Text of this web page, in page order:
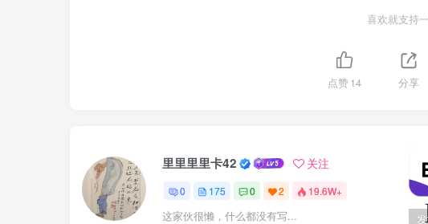
喜欢就支持
点赞14 分享
里里里里卡42 关注
0 175 0 2 19.6W+
这家伙很懒，什么都没有写...